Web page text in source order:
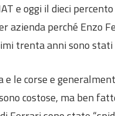
e oggi il dieci
azienda perché Enzo
trenta anni sono stati
le corse e
costose, ma ben